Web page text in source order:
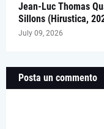
Jean-Luc Thomas
Sillons (Hirustica,
July 09, 2026
Posta un commento